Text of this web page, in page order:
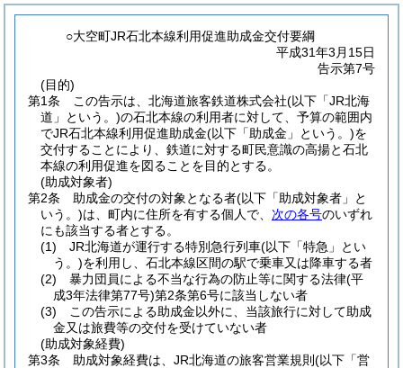
○大空町JR石北本線利用促進助成金交付要綱
平成31年3月15日
告示第7号
(目的)
第1条
この告示は、北海道旅客鉄道株式会社(以下「JR北海
道」という。)の石北本線の利用者に対して、予算の範囲内
でJR石北本線利用促進助成金(以下「助成金」という。)を
交付することにより、鉄道に対する町民意識の高揚と石北
本線の利用促進を図ることを目的とする。
(助成対象者)
第2条
助成金の交付の対象となる者(以下「助成対象者」と
いう。)は、町内に住所を有する個人で、 次の各号のいずれ
にも該当する者とする。
(1)
JR北海道が運行する特別急行列車(以下「特急」とい
う。)を利用し、石北本線区間の駅で乗車又は降車する者
(2)
暴力団員による不当な行為の防止等に関する法律(平
成3年法律第77号)第2条第6号に該当しない者
(3)
この告示による助成金以外に、当該旅行に対して助成
金又は旅費等の交付を受けていない者
(助成対象経費)
第3条
助成対象経費は、JR北海道の旅客営業規則 (以下「営